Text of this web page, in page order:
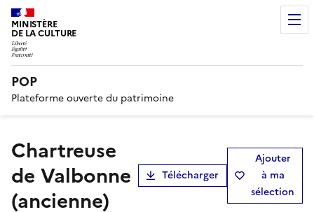
MINISTÈRE
DE LA CULTURE
POP
Plateforme ouverte du patrimoine
chartreuse
de Valbonne
(ancienne)
Télécharger
Ajouter
à ma
sélection